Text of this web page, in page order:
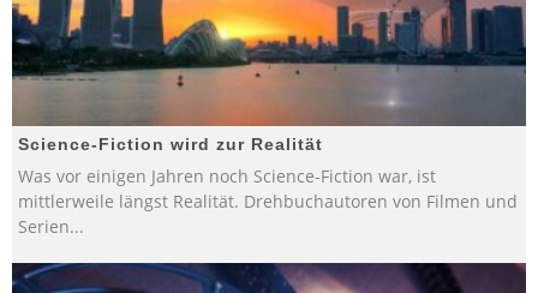
Science-Fiction wird zur Realität
Was vor einigen Jahren noch Science-Fiction war, ist
mittlerweile längst Realität. Drehbuchautoren von Filmen und
Serien...